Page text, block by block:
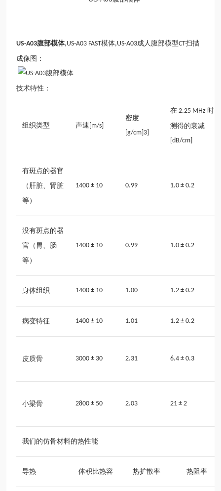
US-A03腹部模体,US-A03 FAST模体,US-A03成人腹部模型CT扫描
成像图：
技术特性：
组织类型 声速 [m/s]
密度
[g/cm] 3
在 2.25 MHz 时
测得的衰减
[dB/cm]
有斑点的器官
（肝脏、肾脏
等）
1400 ± 10 0.99 1.0 ± 0.2
没有斑点的器
官（胃、肠
等）
1400 ± 10 0.99 1.0 ± 0.2
身体组织 1400 ± 10 1.00 1.2 ± 0.2
病变特征 1400 ± 10 1.01 1.2 ± 0.2
皮质骨 3000 ± 30 2.31 6.4 ± 0.3
小梁骨 2800 ± 50 2.03 21 ± 2
我们的仿骨材料的热性能
导热 体积比热容 热扩散率 热阻率